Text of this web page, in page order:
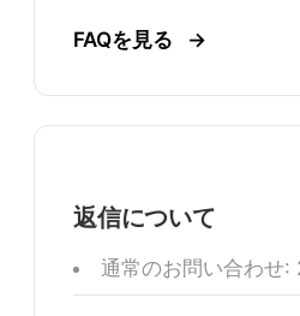
FAQを見る
返信について
通常のお問い合わせ: